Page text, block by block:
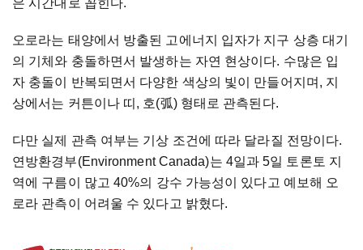
오로라는 태양에서 방출된 고에너지 입자가 지구 상층 대기
의 기체와 충돌하면서 발생하는 자연 현상이다. 수많은 입
자 충돌이 반복되면서 다양한 색상의 빛이 만들어지며, 지
상에서는 커튼이나 띠, 호(弧) 형태로 관측된다.
다만 실제 관측 여부는 기상 조건에 따라 달라질 전망이다.
연방환경부(Environment Canada)는 4일과 5일 토론토 지
역에 구름이 많고 40%의 강수 가능성이 있다고 예보해 오
로라 관측이 어려울 수 있다고 밝혔다.